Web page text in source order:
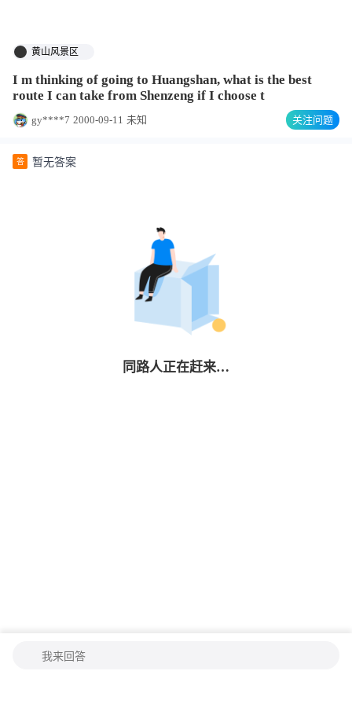
黄山风景区
I m thinking of going to Huangshan, what is the best
route I can take from Shenzeng if I choose t
gy****7 2000-09-11 未知 关注问题
答 暂无答案
同路人正在赶来…